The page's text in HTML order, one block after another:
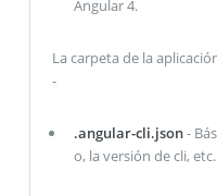
Angular 4.
La carpeta de la
-
.angular-cli.json-
o, la versión de cli, etc.